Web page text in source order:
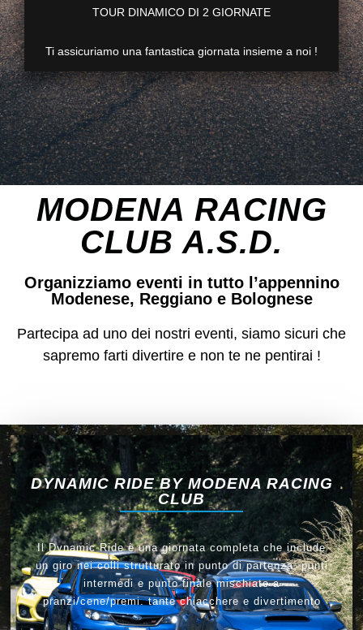
TOUR DINAMICO DI 2 GIORNATE
Ti assicuriamo una fantastica giornata insieme a noi !
MODENA RACING
CLUB A.S.D.
Organizziamo eventi in tutto l’appennino
Modenese, Reggiano e Bolognese
Partecipa ad uno dei nostri eventi, siamo sicuri che
sapremo farti divertire e non te ne pentirai !
DYNAMIC RIDE BY MODENA RACING
CLUB
Il Dynamic Ride è una giornata completa che include
un giro nei colli strutturato in punto di partenza, punti
intermedi e punto finale mischiato a
pranzi/cene/premi. tante chiacchere e divertimento